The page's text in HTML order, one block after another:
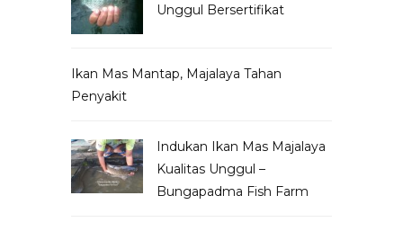
Unggul Bersertifikat
Ikan Mas Mantap, Majalaya Tahan
Penyakit
Indukan Ikan Mas Majalaya
Kualitas Unggul –
Bungapadma Fish Farm